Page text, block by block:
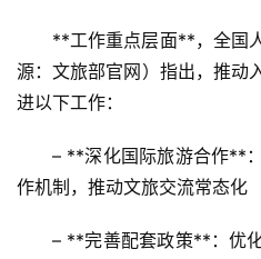
**工作重点层面**，全国
源：文旅部官网）指出，推动
进以下工作：
– **深化国际旅游合作**
作机制，推动文旅交流常态化
– **完善配套政策**：优